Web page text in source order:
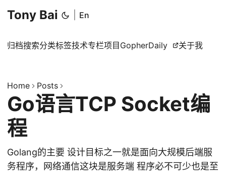
Tony Bai En
归档搜索分类标签技术专栏项目 GopherDaily 关于我
Home Posts
Go语言TCP Socket编
程
Golang的主要 设计目标之一就是面向大规模后端服
务程序，网络通信这块是服务端 程序必不可少也是至